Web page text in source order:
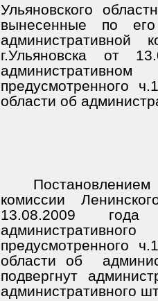
Ульяновского
вынесенные по
административной
г.Ульяновска от
предусмотренного
области об
комиссии
13.08.2009
предусмотренного
области об
подвергнут
административного